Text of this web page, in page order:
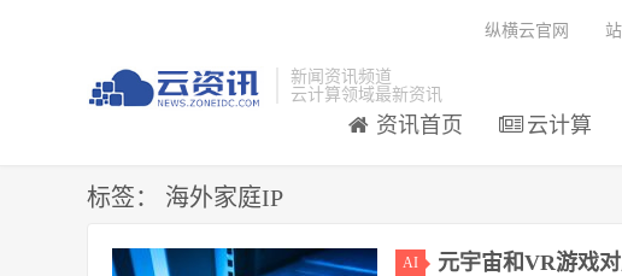
新闻资讯频道
云计算领域最新资讯
资讯首页 云计算
纵横云官网
标签： 海外家庭IP
AI 元宇宙和VR游戏